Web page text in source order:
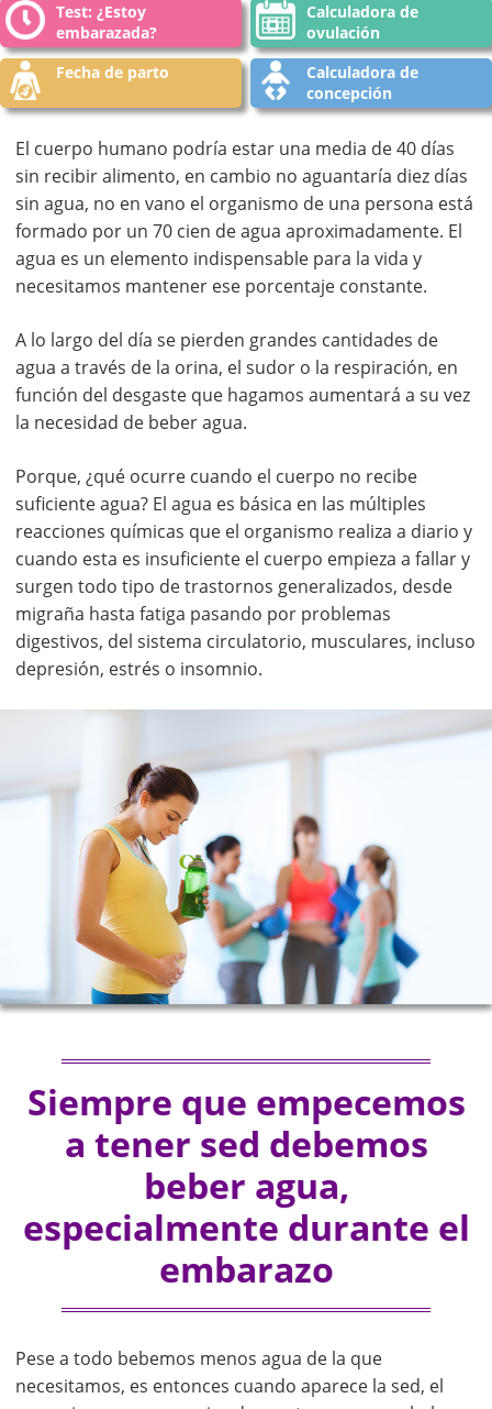
Test: ¿Estoy
embarazada?
Calculadora de
ovulación
Fecha de parto
Calculadora de
concepción
El cuerpo humano podría estar una media de 40 días
sin recibir alimento, en cambio no aguantaría diez días
sin agua, no en vano el organismo de una persona está
formado por un 70 cien de agua aproximadamente. El
agua es un elemento indispensable para la vida y
necesitamos mantener ese porcentaje constante.
A lo largo del día se pierden grandes cantidades de
agua a través de la orina, el sudor o la respiración, en
función del desgaste que hagamos aumentará a su vez
la necesidad de beber agua.
Porque, ¿qué ocurre cuando el cuerpo no recibe
suficiente agua? El agua es básica en las múltiples
reacciones químicas que el organismo realiza a diario y
cuando esta es insuficiente el cuerpo empieza a fallar y
surgen todo tipo de trastornos generalizados, desde
migraña hasta fatiga pasando por problemas
digestivos, del sistema circulatorio, musculares, incluso
depresión, estrés o insomnio.
Siempre que empecemos
a tener sed debemos
beber agua,
especialmente durante el
embarazo
Pese a todo bebemos menos agua de la que
necesitamos, es entonces cuando aparece la sed, el